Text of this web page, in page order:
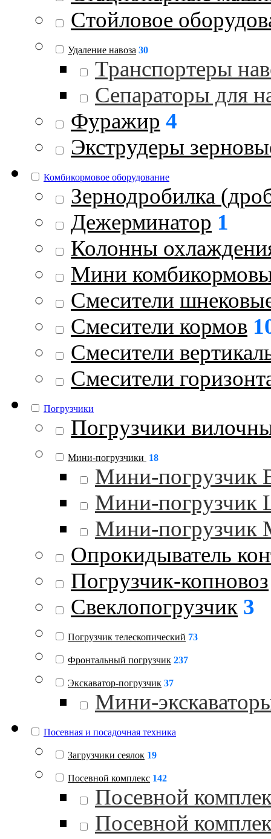
Стойловое
Удаление навоза 30
Транспортеры
Сепараторы для
Фуражир 4
Экструдеры
Комбикормовое оборудование
Зернодробилка
Дежерминатор 1
Колонны
Мини
Смесители
Смесители кормов
Смесители
Смесители
Погрузчики
Погрузчики
Мини-погрузчики 18
Мини-погрузчик
Мини-погрузчик
Мини-погрузчик
Опрокидыватель
Погрузчик-копновоз
Свеклопогрузчик 3
Погрузчик телескопический 73
Фронтальный погрузчик 237
Экскаватор-погрузчик 37
Мини-
Посевная и посадочная техника
Загрузчики сеялок 19
Посевной комплекс 142
Посевной
Посевной